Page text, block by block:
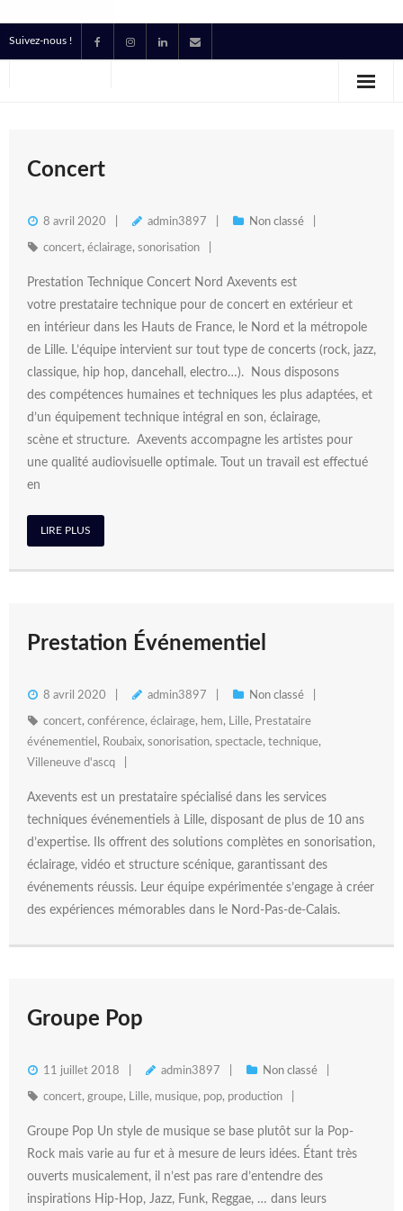
Suivez-nous !
Prestataire Technique Événementiel
Contact
Devis
Concert
8 avril 2020 admin3897 Non classé
concert, éclairage, sonorisation
Prestation Technique Concert Nord Axevents est
votre prestataire technique pour de concert en extérieur et
en intérieur dans les Hauts de France, le Nord et la métropole
de Lille. L’équipe intervient sur tout type de concerts (rock, jazz,
classique, hip hop, dancehall, electro…). Nous disposons
des compétences humaines et techniques les plus adaptées, et
d’un équipement technique intégral en son, éclairage,
scène et structure. Axevents accompagne les artistes pour
une qualité audiovisuelle optimale. Tout un travail est effectué
en
LIRE PLUS
Prestation Événementiel
8 avril 2020 admin3897 Non classé
concert, conférence, éclairage, hem, Lille, Prestataire
événementiel , Roubaix, sonorisation, spectacle, technique,
Villeneuve d'ascq
Axevents est un prestataire spécialisé dans les services
techniques événementiels à Lille, disposant de plus de 10 ans
d’expertise. Ils offrent des solutions complètes en sonorisation,
éclairage, vidéo et structure scénique, garantissant des
événements réussis. Leur équipe expérimentée s’engage à créer
des expériences mémorables dans le Nord-Pas-de-Calais.
Groupe Pop
11 juillet 2018 admin3897 Non classé
concert, groupe, Lille, musique, pop, production
Groupe Pop Un style de musique se base plutôt sur la Pop-
Rock mais varie au fur et à mesure de leurs idées. Étant très
ouverts musicalement, il n’est pas rare d’entendre des
inspirations Hip-Hop, Jazz, Funk, Reggae, … dans leurs